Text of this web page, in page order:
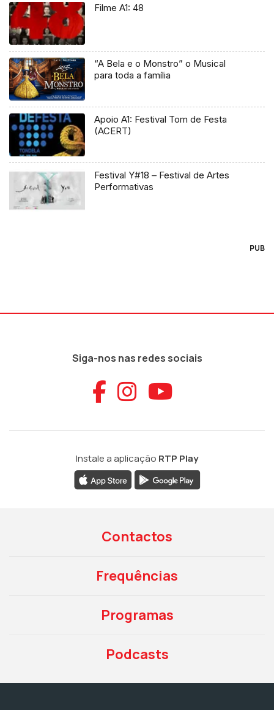
Filme A1: 48
“A Bela e o Monstro” o Musical
para toda a família
Apoio A1: Festival Tom de Festa
(ACERT)
Festival Y#18 – Festival de Artes
Performativas
PUB
Siga-nos nas redes sociais
Aceder ao
Aceder ao
Aceder
Instale a aplicação RTP Play
Contactos
Frequências
Programas
Podcasts